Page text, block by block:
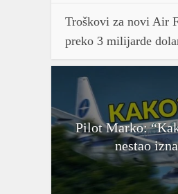
Troškovi za novi Air
preko 3 milijarde
Pilot Marko:
nestao